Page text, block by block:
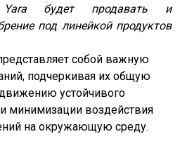
будет продавать и
под линейкой продуктов
собой важную
подчеркивая их общую
устойчивого
и минимизации воздействия
на окружающую среду.